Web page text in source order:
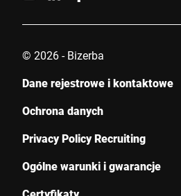
Wyślij
© 2026 - Bizerba
Dane rejestrowe i kontaktowe
Ochrona danych
Privacy Policy Recruiting
Ogólne warunki i gwarancje